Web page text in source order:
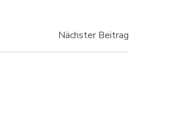
Nächster Beitrag